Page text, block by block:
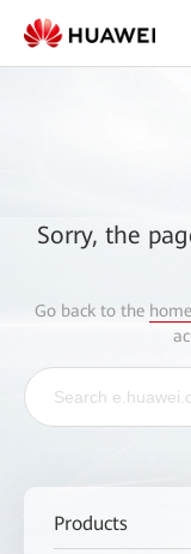
Sorry, the
Go back to the
Products